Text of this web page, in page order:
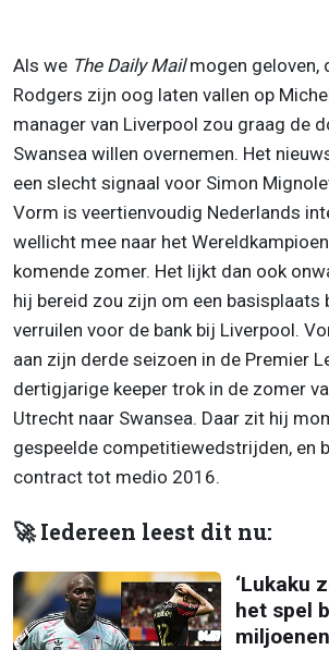
Als we The Daily Mailmogen geloven,
Rodgers zijn oog laten vallen op
manager van Liverpool zou graag de
Swansea willen overnemen. Het
een slecht signaal voor Simon
Vorm is veertienvoudig Nederlands
wellicht mee naar het
komende zomer. Het lijkt dan ook
hij bereid zou zijn om een basisplaats
verruilen voor de bank bij Liverpool.
aan zijn derde seizoen in de Premier
dertigjarige keeper trok in de zomer
Utrecht naar Swansea. Daar zit hij
gespeelde competitiewedstrijden, en
contract tot medio 2016.
🚀 Iedereen leest dit nu:
‘Lukaku
het spel